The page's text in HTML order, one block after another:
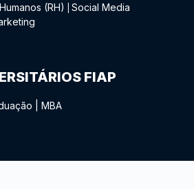
(RH)
Social Media
FIAP
MBA